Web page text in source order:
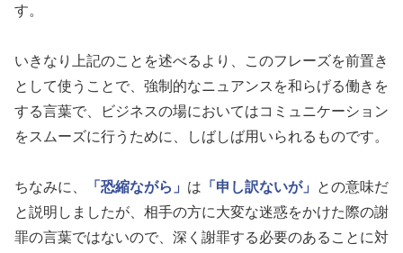
す。
いきなり上記のことを述べるより、このフレーズを前置き
として使うことで、強制的なニュアンスを和らげる働きを
する言葉で、ビジネスの場においてはコミュニケーション
をスムーズに行うために、しばしば用いられるものです。
ちなみに、 「恐縮ながら」 は 「申し訳ないが」
との意味だ
と説明しましたが、相手の方に大変な迷惑をかけた際の謝
罪の言葉ではないので、深く謝罪する必要のあることに対